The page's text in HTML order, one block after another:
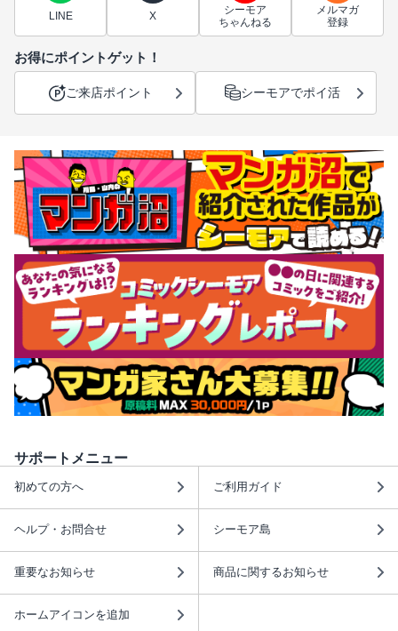
LINE X
シーモア
ちゃんねる
メルマガ
登録
お得にポイントゲット！
ご来店ポイント シーモアでポイ活
サポートメニュー
初めての方へ ご利用ガイド
ヘルプ・お問合せ シーモア島
重要なお知らせ 商品に関するお知らせ
ホームアイコンを追加